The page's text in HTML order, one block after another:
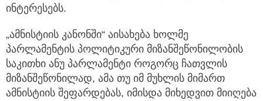
ინტერესებს.
„ამნისტიის კანონში“ აისახება ხოლმე
პარლამენტის პოლიტიკური მიზანშეწონილობის
საკითხი ანუ პარლამენტი როგორც ჩათვლის
მიზანშეწონილად, ამა თუ იმ მუხლის მიმართ
ამნისტიის შეფარდებას, იმისდა მიხედვით მიიღება